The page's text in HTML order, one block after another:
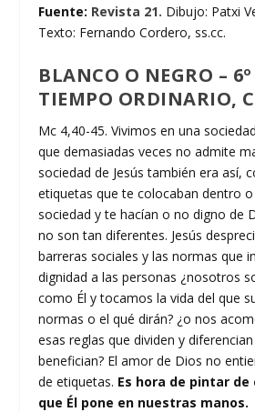
Fuente: Revista 21. Dibujo: Patxi
Texto: Fernando Cordero, ss.cc.
BLANCO O NEGRO –
TIEMPO ORDINARIO,
Mc 4,40-45. Vivimos en una
que demasiadas veces no admite
sociedad de Jesús también era así,
etiquetas que te colocaban dentro
sociedad y te hacían o no digno de
no son tan diferentes. Jesús
barreras sociales y las normas que
dignidad a las personas ¿nosotros
como Él y tocamos la vida del que
normas o el qué dirán? ¿o nos
esas reglas que dividen y
benefician? El amor de Dios no
de etiquetas. Es hora de pintar de
que Él pone en nuestras manos.